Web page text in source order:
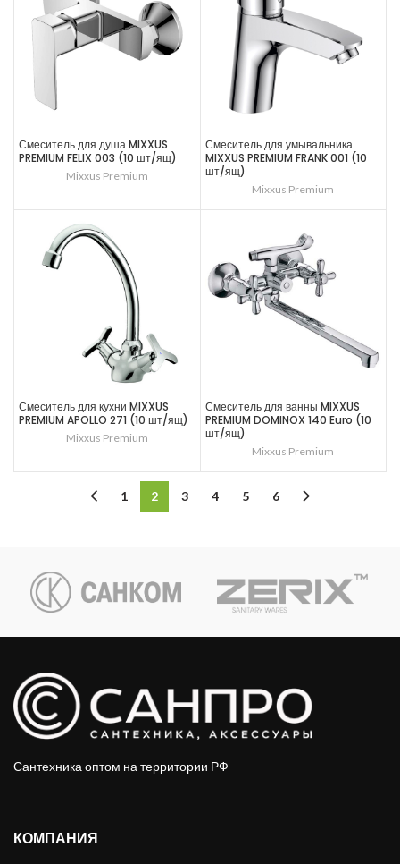
Смеситель для душа MIXXUS
PREMIUM FELIX 003 (10 шт/ящ)
Mixxus Premium
Смеситель для умывальника
MIXXUS PREMIUM FRANK 001 (10
шт/ящ)
Mixxus Premium
Смеситель для кухни MIXXUS
PREMIUM APOLLO 271 (10 шт/ящ)
Mixxus Premium
Смеситель для ванны MIXXUS
PREMIUM DOMINOX 140 Euro (10
шт/ящ)
Mixxus Premium
1 2 3 4 5 6
Сантехника оптом на территории РФ
КОМПАНИЯ